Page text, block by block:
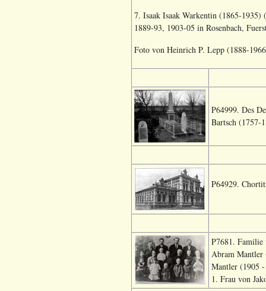
7. Isaak Isaak Warkentin (1865-
1889-93, 1903-05 in Rosenbach,
Foto von Heinrich P. Lepp (1888-
P64999. Des
Bartsch (1757-
P64929.
P7681.
Abram Mantler
Mantler (1905
1. Frau von